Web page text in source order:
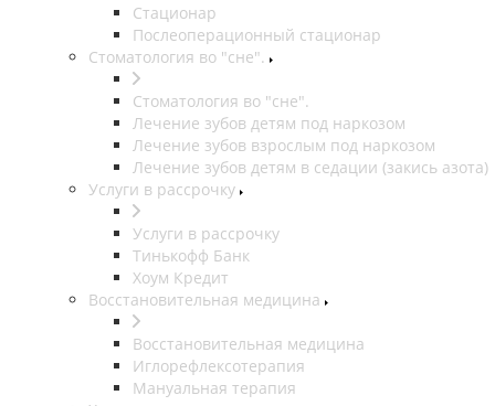
Стационар
Послеоперационный стационар
Стоматология во "сне".
Стоматология во "сне".
Лечение зубов детям под наркозом
Лечение зубов взрослым под наркозом
Лечение зубов детям в седации (закись азота)
Услуги в рассрочку
Услуги в рассрочку
Тинькофф Банк
Хоум Кредит
Восстановительная медицина
Восстановительная медицина
Иглорефлексотерапия
Мануальная терапия